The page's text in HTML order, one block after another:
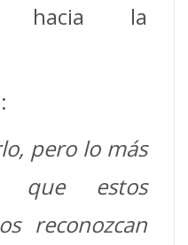
hacia la
pero lo más
que estos
reconozcan